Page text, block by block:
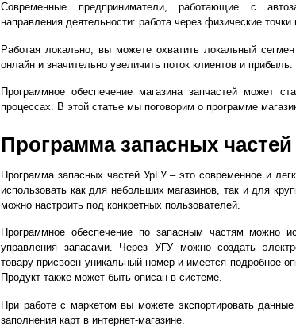
Современные предприниматели, работающие с
направления деятельности: работа через физические
Работая локально, вы можете охватить локальный
онлайн и значительно увеличить поток клиентов и прибыль.
Программное обеспечение магазина запчастей может
процессах. В этой статье мы поговорим о программе
Программа запасных частей
Программа запасных частей УрГУ – это современное и
использовать как для небольших магазинов, так и для
можно настроить под конкретных пользователей.
Программное обеспечение по запасным частям можно
управления запасами. Через УГУ можно создать
товару присвоен уникальный номер и имеется подробное
Продукт также может быть описан в системе.
При работе с маркетом вы можете экспортировать
заполнения карт в интернет-магазине.